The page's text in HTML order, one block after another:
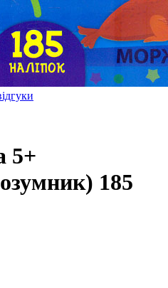
5+
185